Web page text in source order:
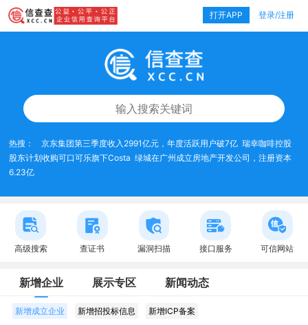
打开APP 登录/注册
热搜： 京东集团第三季度收入2991亿元，年度活跃用户破7亿 瑞幸咖啡控股
股东计划收购可口可乐旗下Costa 绿城在广州成立房地产开发公司，注册资本
6.23亿
高级搜索 查证书 漏洞扫描 接口服务 可信网站
新增企业 展示专区 新闻动态
新增成立企业 新增招投标信息 新增ICP备案